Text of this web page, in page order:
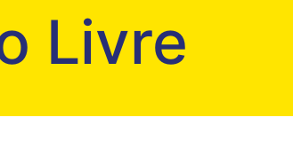
Livre